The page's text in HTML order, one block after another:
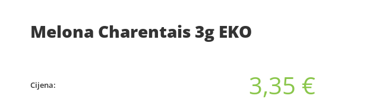
Melona Charentais 3g EKO
Cijena: 3,35 €